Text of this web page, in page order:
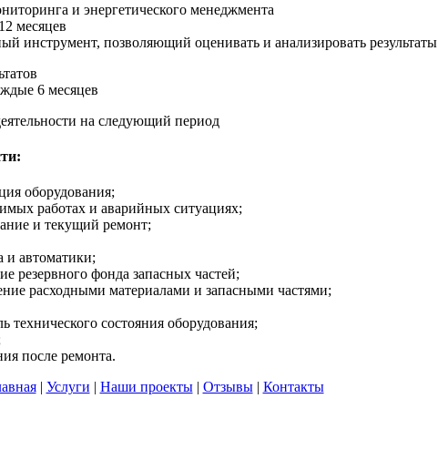
и энергетического менеджмента
месяцев
инструмент, позволяющий оценивать и анализировать результаты
6 месяцев
на следующий период
оборудования;
работах и аварийных ситуациях;
и текущий ремонт;
и автоматики;
резервного фонда запасных частей;
расходными материалами и запасными частями;
технического состояния оборудования;
после ремонта.
| Услуги | Наши проекты | Отзывы | Контакты